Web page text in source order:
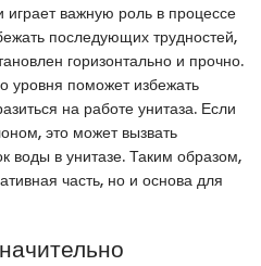
играет важную роль в процессе
последующих трудностей,
горизонтально и прочно.
уровня поможет избежать
на работе унитаза. Если
это может вызвать
воды в унитазе. Таким образом,
часть, но и основа для